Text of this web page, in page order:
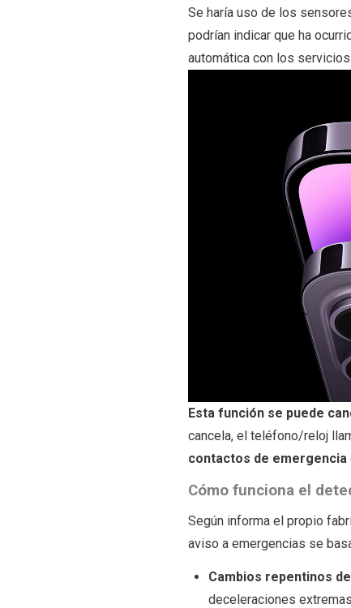
Se haría uso de los
podrían indicar que ha
automática con los
Esta función se puede
cancela, el teléfono/reloj
contactos de emergencia
Cómo funciona el
Según informa el propio
aviso a emergencias se
Cambios repentinos
deceleraciones